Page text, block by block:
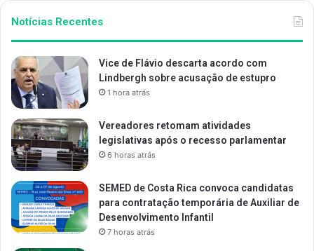
Notícias Recentes
Vice de Flávio descarta acordo com
Lindbergh sobre acusação de estupro
1 hora atrás
Vereadores retomam atividades
legislativas após o recesso parlamentar
6 horas atrás
SEMED de Costa Rica convoca candidatas
para contratação temporária de Auxiliar de
Desenvolvimento Infantil
7 horas atrás